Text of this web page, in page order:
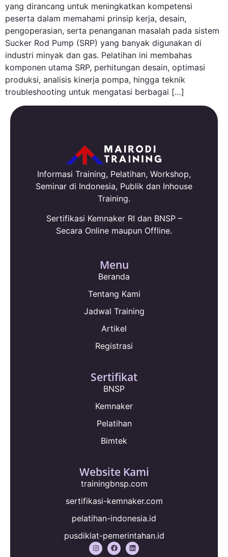
yang dirancang untuk meningkatkan kompetensi
peserta dalam memahami prinsip kerja, desain,
pengoperasian, serta penanganan masalah pada sistem
Sucker Rod Pump (SRP) yang banyak digunakan di
industri minyak dan gas. Pelatihan ini membahas
komponen utama SRP, perhitungan desain, optimasi
produksi, analisis kinerja pompa, hingga teknik
troubleshooting untuk mengatasi berbagai […]
Informasi Training, Pelatihan, Workshop,
Seminar di Indonesia, Publik dan Inhouse
Training.
Sertifikasi Kemnaker RI dan BNSP –
Secara Online maupun Offline.
Menu
Beranda
Tentang Kami
Jadwal Training
Artikel
Registrasi
Sertifikat
BNSP
Kemnaker
Pelatihan
Bimtek
Website Kami
trainingbnsp.com
sertifikasi-kemnaker.com
pelatihan-indonesia.id
pusdiklat-pemerintahan.id